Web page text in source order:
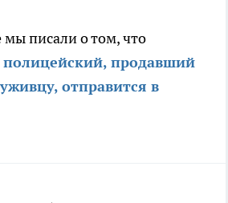
писали о том, что
продавший
отправится в